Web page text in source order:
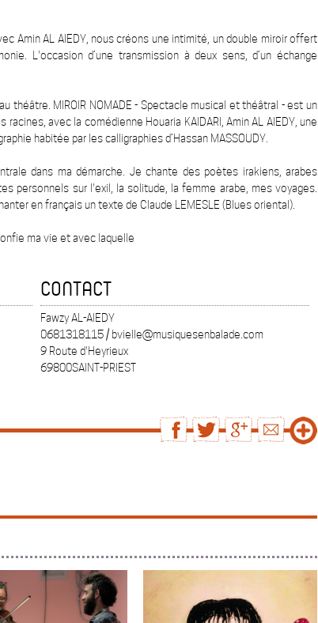
Amin AL AIEDY, nous créons une intimité, un double miroir offert
L'occasion d’une transmission à deux sens, d’un échange
théâtre. MIROIR NOMADE - Spectacle musical et théâtral - est un
avec la comédienne Houaria KAIDARI, Amin AL AIEDY, une
habitée par les calligraphies d’Hassan MASSOUDY.
dans ma démarche. Je chante des poètes irakiens, arabes
personnels sur l'exil, la solitude, la femme arabe, mes voyages.
en français un texte de Claude LEMESLE (Blues oriental).
ma vie et avec laquelle
CONTACT
Fawzy AL-AIEDY
0681318115 / bvielle@musiquesenbalade.com
9 Route d'Heyrieux
69800SAINT-PRIEST